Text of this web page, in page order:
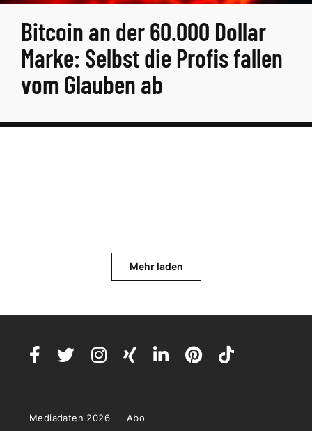
Bitcoin an der 60.000 Dollar
Marke: Selbst die Profis fallen
vom Glauben ab
Mehr laden
Mediadaten 2026 Abo